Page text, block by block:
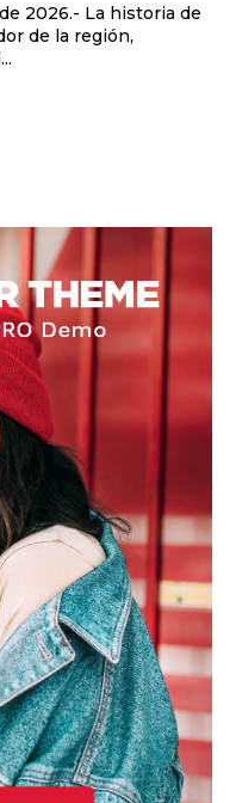
2026.- La historia de
de la región,